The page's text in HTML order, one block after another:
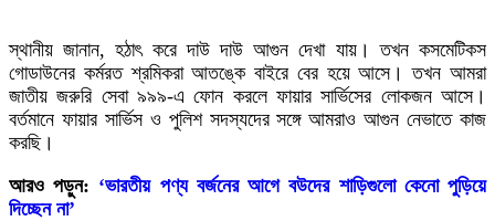
স্থানীয় জানান, হঠাৎ করে দাউ দাউ আগুন দেখা যায়। তখন কসমেটিকস
গোডাউনের কর্মরত শ্রমিকরা আতঙ্কে বাইরে বের হয়ে আসে। তখন আমরা
জাতীয় জরুরি সেবা ৯৯৯-এ ফোন করলে ফায়ার সার্ভিসের লোকজন আসে।
বর্তমানে ফায়ার সার্ভিস ও পুলিশ সদস্যদের সঙ্গে আমরাও আগুন নেভাতে কাজ
করছি।
আরও পড়ুন: ‘ভারতীয় পণ্য বর্জনের আগে বউদের শাড়িগুলো কেনো পুড়িয়ে
দিচ্ছেন না’